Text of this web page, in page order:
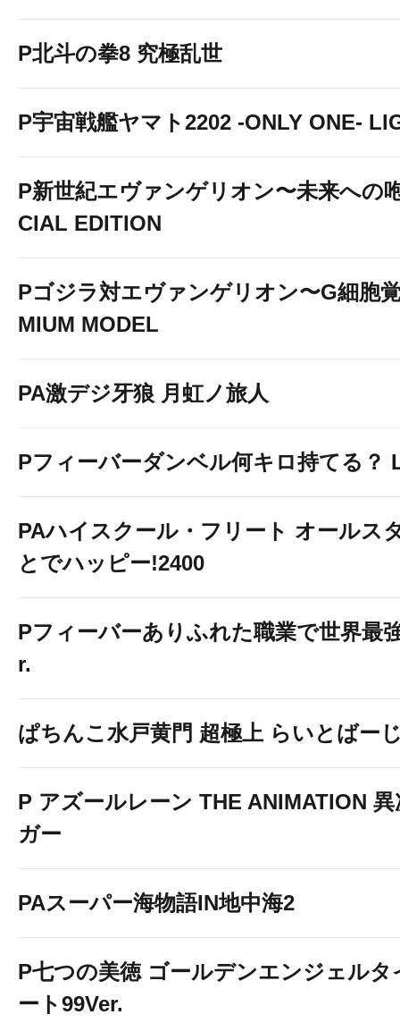
P北斗の拳8 究極乱世
P宇宙戦艦ヤマト2202 -ONLY ONE-
P新世紀エヴァンゲリオン〜未来への
CIAL EDITION
Pゴジラ対エヴァンゲリオン〜G細胞
MIUM MODEL
PA激デジ牙狼 月虹ノ旅人
Pフィーバーダンベル何キロ持てる？
PAハイスクール・フリート オールス
とでハッピー!2400
Pフィーバーありふれた職業で世界最
r.
ぱちんこ水戸黄門 超極上 らいとばー
P アズールレーン THE ANIMATION
ガー
PAスーパー海物語IN地中海2
P七つの美徳 ゴールデンエンジェルタ
ート99Ver.